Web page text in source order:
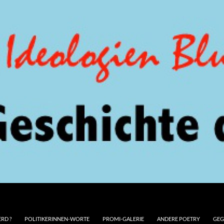
? POLITIKERINNEN-WORTE PROMI-GALERIE ANDERE POETRY